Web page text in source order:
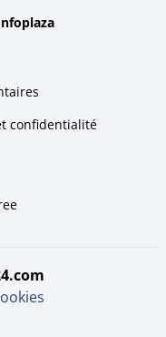
confidentialité